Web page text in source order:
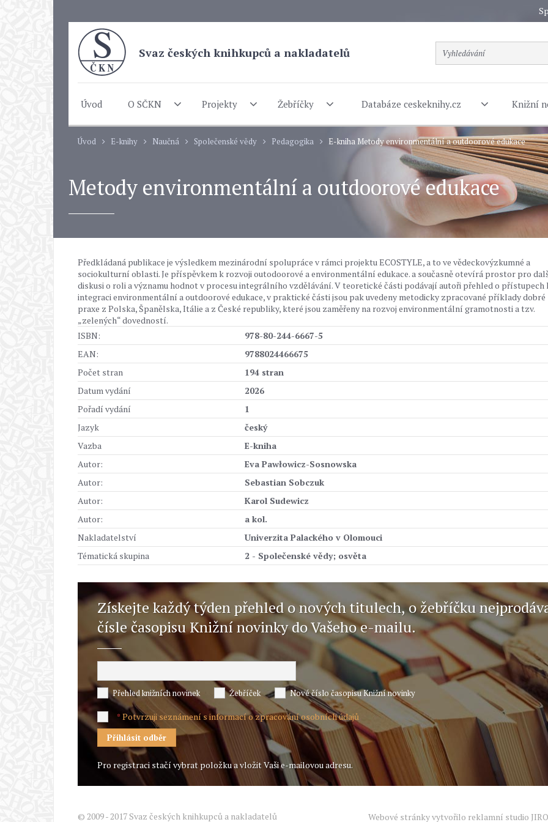
Svaz českých knihkupců a nakladatelů
Úvod O SČKN Projekty Žebříčky Databáze ceskeknihy.cz Knižní
Úvod E-knihy Naučná Společenské vědy Pedagogika E-kniha Metody environmentální a outdoorové edukace
Metody environmentální a outdoorové edukace
Předkládaná publikace je výsledkem mezinárodní spolupráce v rámci projektu ECOSTYLE, a to ve vědeckovýzkumné a
sociokulturní oblasti. Je příspěvkem k rozvoji outodoorové a environmentální edukace. a současně otevírá prostor pro
diskusi o roli a významu hodnot v procesu integrálního vzdělávání. V teoretické části podávají autoři přehled o přístupech
integraci environmentální a outdoorové edukace, v praktické části jsou pak uvedeny metodicky zpracované příklady dobré
praxe z Polska, Španělska, Itálie a z České republiky, které jsou zaměřeny na rozvoj environmentální gramotnosti a tzv.
„zelených“ dovedností.
ISBN:
978-80-244-6667-5
EAN:
9788024466675
Počet stran
194 stran
Datum vydání
2026
Pořadí vydání
1
Jazyk
český
Vazba
E-kniha
Autor:
Eva Pawłowicz-Sosnowska
Autor:
Sebastian Sobczuk
Autor:
Karol Sudewicz
Autor:
a kol.
Nakladatelství
Univerzita Palackého v Olomouci
Tématická skupina
2 - Společenské vědy; osvěta
Získejte každý týden přehled o nových titulech, o žebříčku
čísle časopisu Knižní novinky do Vašeho e-mailu.
Přehled knižních novinek Žebříček Nové číslo časopisu Knižní novinky
*Potvrzuji seznámení s informací o zpracování osobních údajů
Pro registraci stačí vybrat položku a vložit Vaši e-mailovou adresu.
© 2009 - 2017 Svaz českých knihkupců a nakladatelů Webové stránky vytvořilo reklamní studio